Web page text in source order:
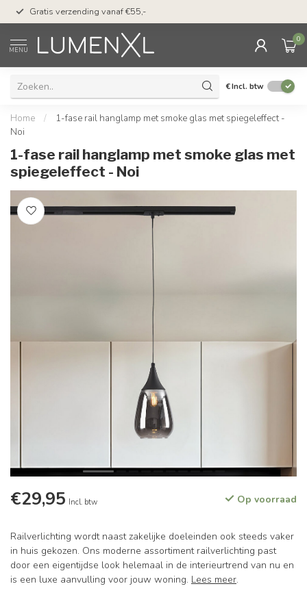
Gratis verzending vanaf €55,-
MENU
0
€Incl. btw
Home /
1-fase rail hanglamp met smoke glas met spiegeleffect -
Noi
1-fase rail hanglamp met smoke glas met
spiegeleffect - Noi
€29,95 Incl. btw Op voorraad
Railverlichting wordt naast zakelijke doeleinden ook steeds vaker
in huis gekozen. Ons moderne assortiment railverlichting past
door een eigentijdse look helemaal in de interieurtrend van nu en
is een luxe aanvulling voor jouw woning. Lees meer.